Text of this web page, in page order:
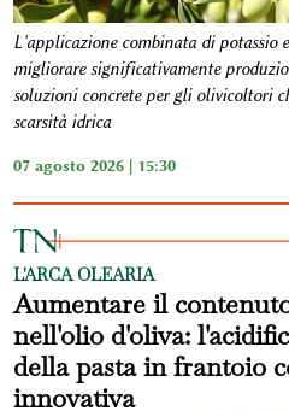
L'applicazione combinata di potassio
migliorare significativamente
soluzioni concrete per gli olivicoltori
scarsità idrica
07 agosto 2026 | 15:30
L'ARCA OLEARIA
Aumentare il
nell'olio d'oliva:
della pasta in frantoio
innovativa